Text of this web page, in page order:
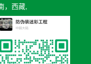
，西藏,